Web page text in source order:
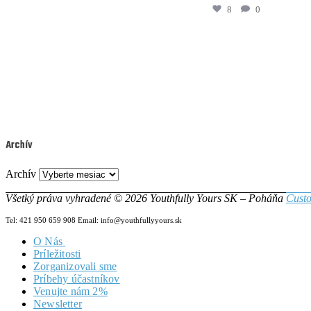
8 0
Archív
Archív
Všetký práva vyhradené © 2026 Youthfully Yours SK – Poháňa
Tel: 421 950 659 908 Email: info@youthfullyyours.sk
O Nás
Náš Tím
Vizia & Misia
Dokumenty
Príležitosti
Zorganizovali sme
Príbehy účastníkov
Venujte nám 2%
Newsletter